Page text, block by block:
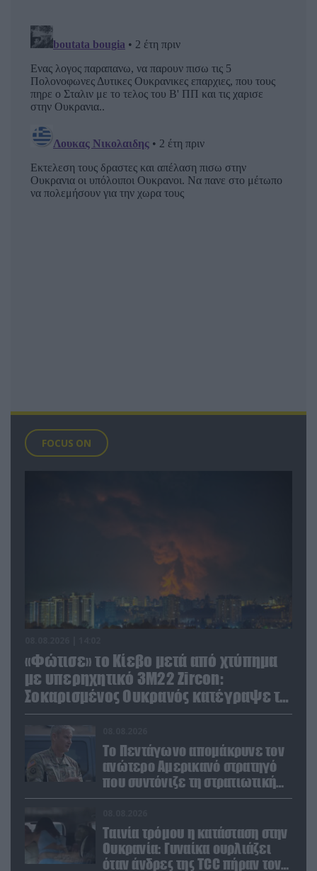
FOCUS ON
«Φώτισε» το Κίεβο μετά από χτύπημα
με υπερηχητικό 3M22 Zircon:
Σοκαρισμένος Ουκρανός κατέγραψε τη
στιγμή (βίντεο)
Το Πεντάγωνο απομάκρυνε τον
ανώτερο Αμερικανό στρατηγό
που συντόνιζε τη στρατιωτική
βοήθεια προς την Ουκρανία
Ταινία τρόμου η κατάσταση στην
Ουκρανία: Γυναίκα ουρλιάζει
όταν άνδρες της TCC πήραν τον